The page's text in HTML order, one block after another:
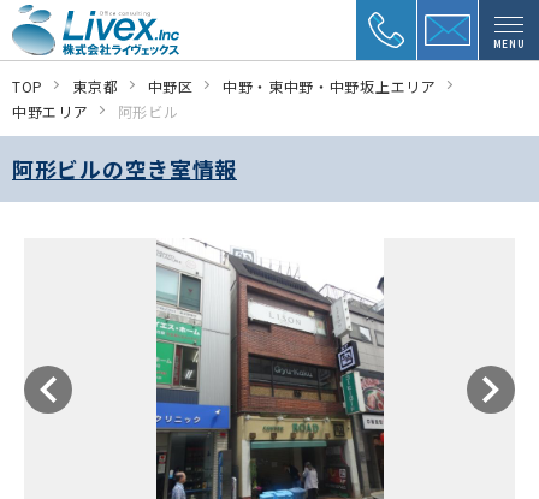
MENU
TOP 東京都 中野区
中野・東中野・中野坂上エリア
中野エリア
阿形ビル
阿形ビルの空き室情報